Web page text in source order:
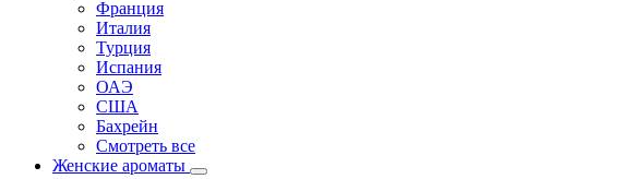
Франция
Италия
Турция
Испания
ОАЭ
США
Бахрейн
Смотреть все
Женские ароматы